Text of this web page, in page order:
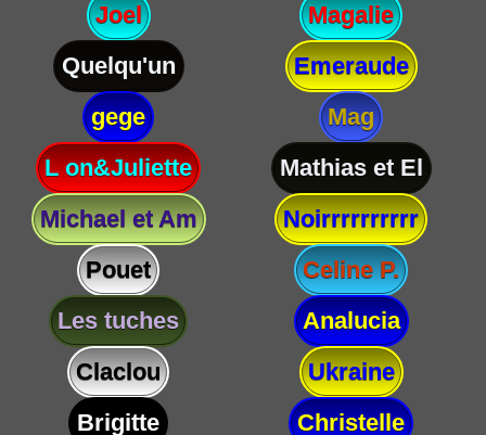
Joel
Magalie
Quelqu'un
Emeraude
gege
Mag
L on&Juliette
Mathias et El
Michael et Am
Noirrrrrrrrrr
Pouet
Celine P.
Les tuches
Analucia
Claclou
Ukraine
Brigitte
Christelle